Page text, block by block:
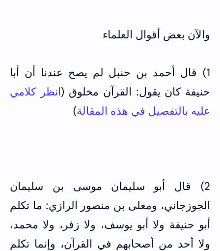
والآن بعض أقوال العلماء
1) قال أحمد بن حنبل لم يصح عندنا أن أبا
حنيفة كان يقول: القرآن مخلوق (انظر كلامي
عليه بالتفصيل في هذه المقالة)
2) قال أبو سليمان موسى بن سليمان
الجوزجاني، ومعلى بن منصور الرازي: ما تكلم
أبو حنيفة ولا أبو يوسف، ولا زفر، ولا محمد،
ولا أحد من أصحابهم في القرآن، وإنما تكلم